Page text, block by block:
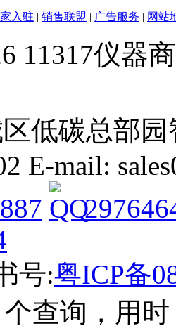
入驻 | 销售联盟 | 广告服务 | 网站
11317仪器
低碳总部
E-mail:
号:粤ICP备
查询，用